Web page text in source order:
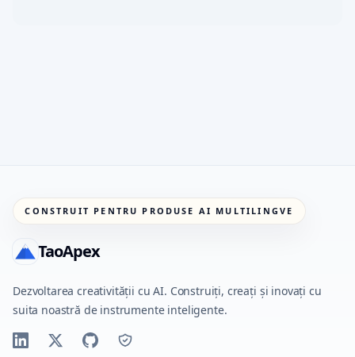
CONSTRUIT PENTRU PRODUSE AI MULTILINGVE
TaoApex
Dezvoltarea creativității cu AI. Construiți, creați și inovați cu
suita noastră de instrumente inteligente.